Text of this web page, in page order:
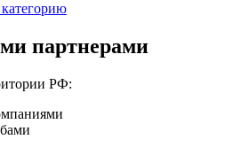
партнерами
РФ: